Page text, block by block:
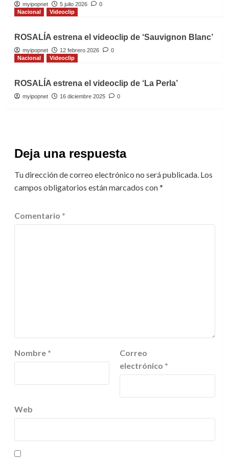
myipopnet 5 julio 2026
0
Nacional
Videoclip
ROSALÍA estrena el videoclip de ‘Sauvignon Blanc’
myipopnet 12 febrero 2026
0
Nacional
Videoclip
ROSALÍA estrena el videoclip de ‘La Perla’
myipopnet 16 diciembre 2025 0
Deja una respuesta
Tu dirección de correo electrónico no será publicada. Los
campos obligatorios están marcados con*
Comentario *
Nombre *
Correo
electrónico *
Web